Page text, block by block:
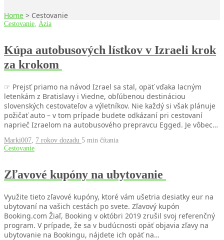
Home > Cestovanie
Cestovanie Ázia
Kúpa autobusových lístkov v Izraeli krok
za krokom
☞ Prejsť priamo na návod Izrael sa stal, opäť vďaka lacným
letenkám z Bratislavy i Viedne, obľúbenou destináciou
slovenských cestovateľov a výletníkov. Nie každý si však plánuje
požičať auto – v tom prípade budete odkázaní pri cestovaní
naprieč Izraelom na autobusového prepravcu Egged. Je vôbec…
Marki007 7 rokov dozadu 5 min čítania
Cestovanie
Zľavové kupóny na ubytovanie
Využite tieto zľavové kupóny, ktoré vám ušetria desiatky eur na
ubytovaní na vašich cestách po svete. Zľavový kupón
Booking.com Žiaľ, Booking v októbri 2019 zrušil svoj referenčný
program. V prípade, že sa v budúcnosti opäť objavia zľavy na
ubytovanie na Bookingu, nájdete ich opäť na…